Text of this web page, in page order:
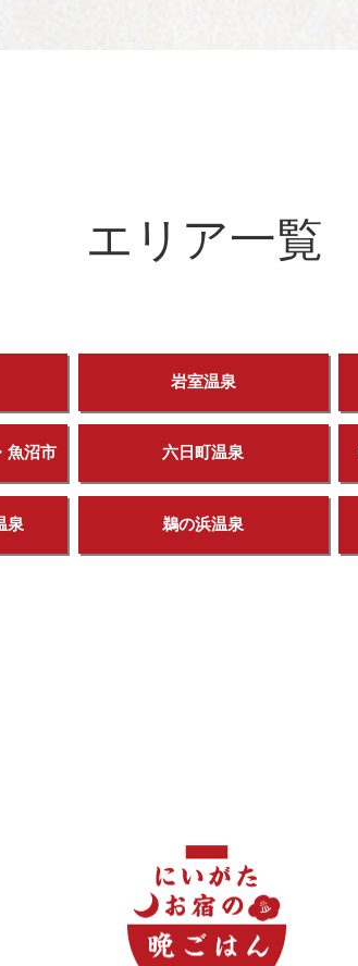
エリア一覧
岩室温泉
魚沼市 六日町温泉
泉 鵜の浜温泉